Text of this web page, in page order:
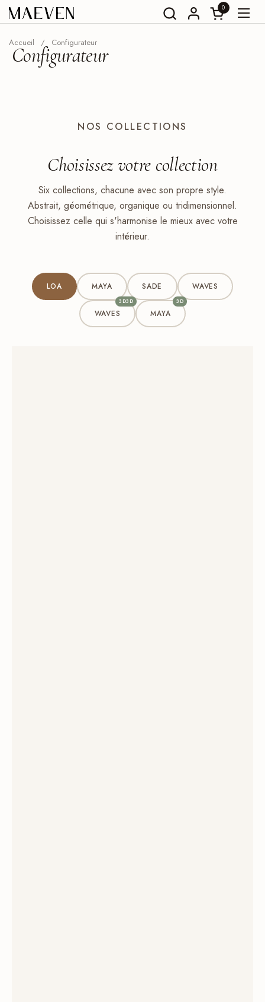
Aller au contenu Ouvrir le
0
Accueil / Configurateur
Configurateur
NOS COLLECTIONS
Choisissez votre collection
Six collections, chacune avec son propre style.
Abstrait, géométrique, organique ou tridimensionnel.
Choisissez celle qui s'harmonise le mieux avec votre
intérieur.
LOA MAYA SADE WAVES
WAVES
3D3D
MAYA
3D